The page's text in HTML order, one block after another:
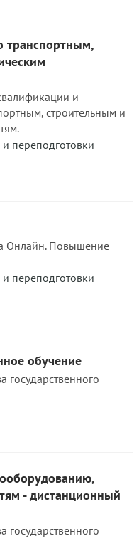
транспортным,
и
строительным и
переподготовки
Онлайн. Повышение
переподготовки
обучение
государственного
- дистанционный
государственного